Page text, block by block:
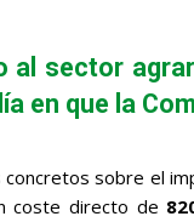
al sector
en que la
sobre el
coste directo de